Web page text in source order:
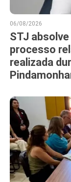
06/08/2026
STJ
processo
realizada